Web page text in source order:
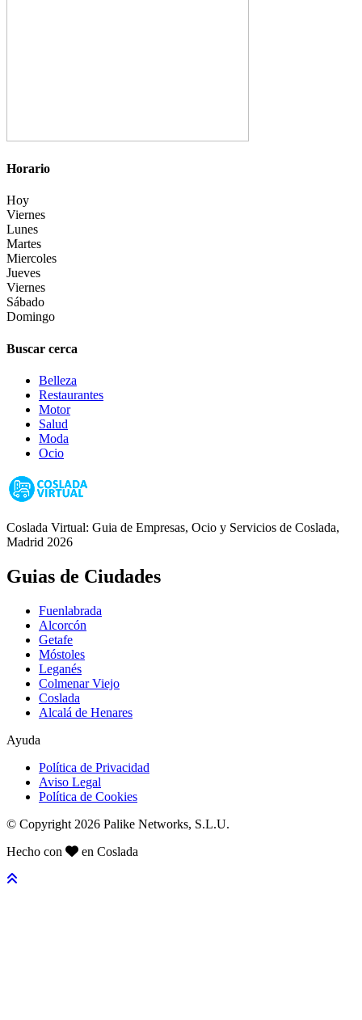
Horario
Hoy
Viernes
Lunes
Martes
Miercoles
Jueves
Viernes
Sábado
Domingo
Buscar cerca
Belleza
Restaurantes
Motor
Salud
Moda
Ocio
Coslada Virtual: Guia de Empresas, Ocio y Servicios de Coslada,
Madrid 2026
Guias de Ciudades
Fuenlabrada
Alcorcón
Getafe
Móstoles
Leganés
Colmenar Viejo
Coslada
Alcalá de Henares
Ayuda
Política de Privacidad
Aviso Legal
Política de Cookies
© Copyright 2026 Palike Networks, S.L.U.
Hecho con
en Coslada